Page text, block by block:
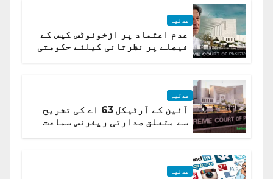
عدلیہ
عدم اعتماد پر ازخونوٹس کیس کے
فیصلے پر نظرثانی کیلئے حکومتی
عدلیہ
آئین کے آرٹیکل 63 اے کی تشریح
سے متعلق صدارتی ریفرنس سماعت
عدلیہ